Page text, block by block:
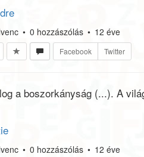
• 0 hozzászólás • 12 éve
Facebook Twitter
a boszorkányság (...). A
• 0 hozzászólás • 12 éve